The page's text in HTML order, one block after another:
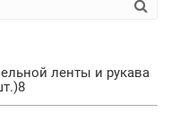
ленты и рукава